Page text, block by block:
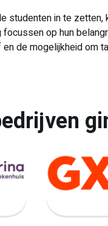
studenten in te
op hun
en de mogelijkheid om